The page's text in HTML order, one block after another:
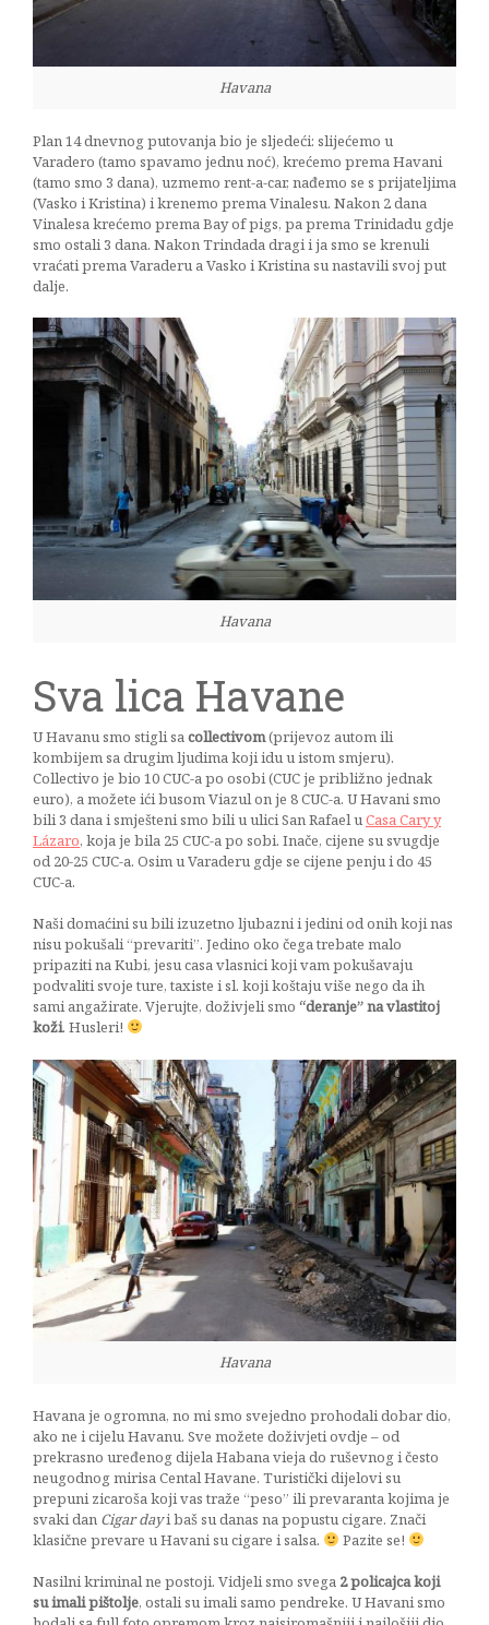
Havana
Plan 14 dnevnog putovanja bio je sljedeći: slijećemo u
Varadero (tamo spavamo jednu noć), krećemo prema Havani
(tamo smo 3 dana), uzmemo rent-a-car, nađemo se s prijateljima
(Vasko i Kristina) i krenemo prema Vinalesu. Nakon 2 dana
Vinalesa krećemo prema Bay of pigs, pa prema Trinidadu gdje
smo ostali 3 dana. Nakon Trindada dragi i ja smo se krenuli
vraćati prema Varaderu a Vasko i Kristina su nastavili svoj put
dalje.
Havana
Sva lica Havane
U Havanu smo stigli sa collectivom(prijevoz autom ili
kombijem sa drugim ljudima koji idu u istom smjeru).
Collectivo je bio 10 CUC-a po osobi (CUC je približno jednak
euro), a možete ići busom Viazul on je 8 CUC-a. U Havani smo
bili 3 dana i smješteni smo bili u ulici San Rafael u Casa Cary y
Lázaro, koja je bila 25 CUC-a po sobi. Inače, cijene su svugdje
od 20-25 CUC-a. Osim u Varaderu gdje se cijene penju i do 45
CUC-a.
Naši domaćini su bili izuzetno ljubazni i jedini od onih koji nas
nisu pokušali “prevariti”. Jedino oko čega trebate malo
pripaziti na Kubi, jesu casa vlasnici koji vam pokušavaju
podvaliti svoje ture, taxiste i sl. koji koštaju više nego da ih
sami angažirate. Vjerujte, doživjeli smo “deranje” na vlastitoj
koži. Husleri!
Havana
Havana je ogromna, no mi smo svejedno prohodali dobar dio,
ako ne i cijelu Havanu. Sve možete doživjeti ovdje – od
prekrasno uređenog dijela Habana vieja do ruševnog i često
neugodnog mirisa Cental Havane. Turistički dijelovi su
prepuni zicaroša koji vas traže “peso” ili prevaranta kojima je
svaki dan Cigar dayi baš su danas na popustu cigare. Znači
klasične prevare u Havani su cigare i salsa.
Pazite se!
Nasilni kriminal ne postoji. Vidjeli smo svega 2 policajca koji
su imali pištolje, ostali su imali samo pendreke. U Havani smo